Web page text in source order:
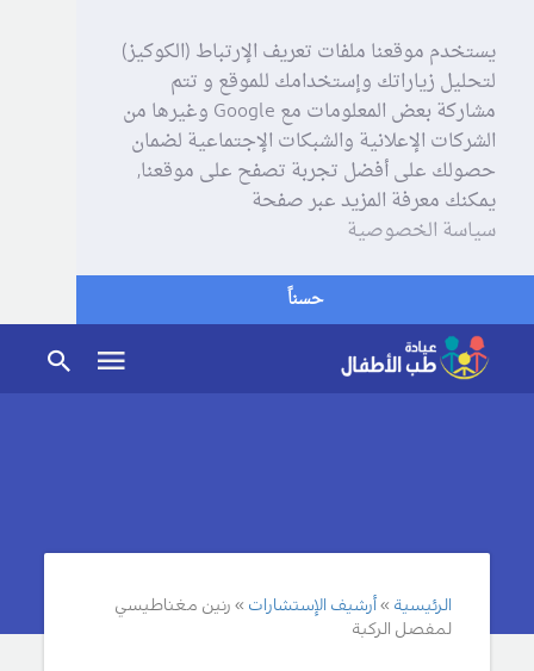
يستخدم موقعنا ملفات تعريف الإرتباط (الكوكيز)
لتحليل زياراتك وإستخدامك للموقع و تتم
مشاركة بعض المعلومات مع Google وغيرها من
الشركات الإعلانية والشبكات الإجتماعية لضمان
حصولك على أفضل تجربة تصفح على موقعنا,
يمكنك معرفة المزيد عبر صفحة
سياسة الخصوصية
حسناً
الرئيسية أرشيف الإستشارات
رنين مغناطيسي
لمفصل الركبة